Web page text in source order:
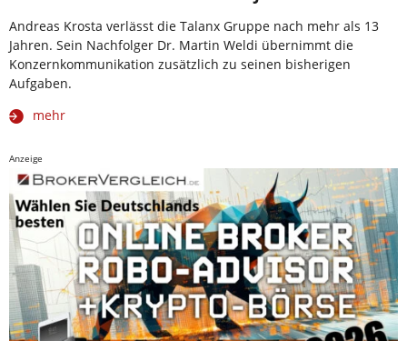
Andreas Krosta verlässt die Talanx Gruppe nach mehr als 13
Jahren. Sein Nachfolger Dr. Martin Weldi übernimmt die
Konzernkommunikation zusätzlich zu seinen bisherigen
Aufgaben.
mehr
Anzeige